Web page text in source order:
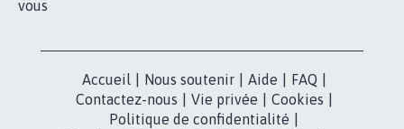
vous
Accueil Nous soutenir Aide FAQ
Contactez-nous
Vie privée Cookies
Politique de confidentialité